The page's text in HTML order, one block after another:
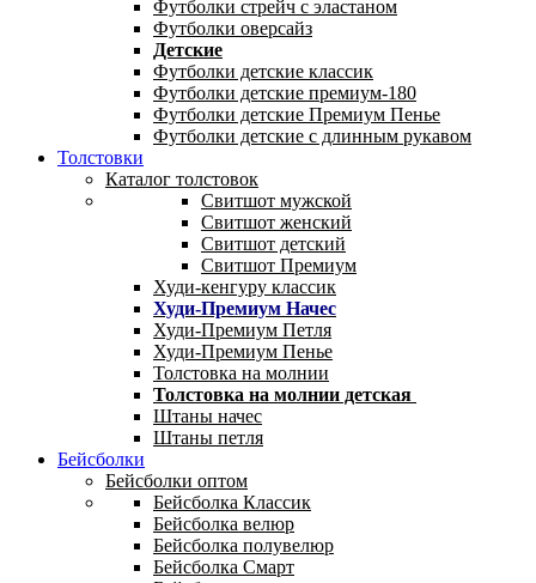
Футболки стрейч с эластаном
Футболки оверсайз
Детские
Футболки детские классик
Футболки детские премиум-180
Футболки детские Премиум Пенье
Футболки детские с длинным рукавом
Толстовки
Каталог толстовок
Свитшот мужской
Свитшот женский
Свитшот детский
Свитшот Премиум
Худи-кенгуру классик
Худи-Премиум Начес
Худи-Премиум Петля
Худи-Премиум Пенье
Толстовка на молнии
Толстовка на молнии детская
Штаны начес
Штаны петля
Бейсболки
Бейсболки оптом
Бейсболка Классик
Бейсболка велюр
Бейсболка полувелюр
Бейсболка Смарт